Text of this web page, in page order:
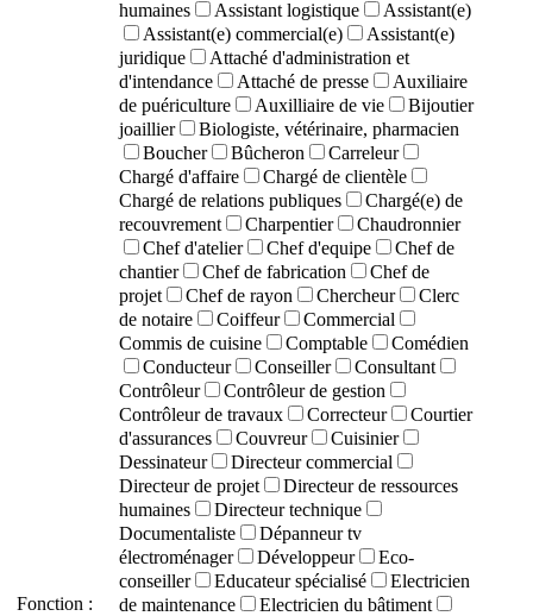
Fonction :
humaines
Assistant logistique
Assistant(e)
Assistant(e) commercial(e)
Assistant(e)
juridique
Attaché d'administration et
d'intendance
Attaché de presse
Auxiliaire
de puériculture
Auxilliaire de vie
Bijoutier
joaillier
Biologiste, vétérinaire, pharmacien
Boucher
Bûcheron
Carreleur
Chargé d'affaire
Chargé de clientèle
Chargé de relations publiques
Chargé(e) de
recouvrement
Charpentier
Chaudronnier
Chef d'atelier
Chef d'equipe
Chef de
chantier
Chef de fabrication
Chef de
projet
Chef de rayon Chercheur
Clerc
de notaire
Coiffeur
Commercial
Commis de cuisine
Comptable
Comédien
Conducteur
Conseiller
Consultant
Contrôleur
Contrôleur de gestion
Contrôleur de travaux
Correcteur
Courtier
d'assurances
Couvreur
Cuisinier
Dessinateur
Directeur commercial
Directeur de projet
Directeur de ressources
humaines
Directeur technique
Documentaliste
Dépanneur tv
électroménager
Développeur
Eco-
conseiller
Educateur spécialisé
Electricien
de maintenance
Electricien du bâtiment